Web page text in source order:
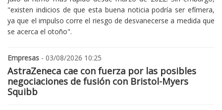
"existen indicios de que esta buena noticia podría ser efímera,
ya que el impulso corre el riesgo de desvanecerse a medida que
se acerca el otoño".
Empresas - 03/08/2026 10:25
AstraZeneca cae con fuerza por las posibles
negociaciones de fusión con Bristol-Myers
Squibb